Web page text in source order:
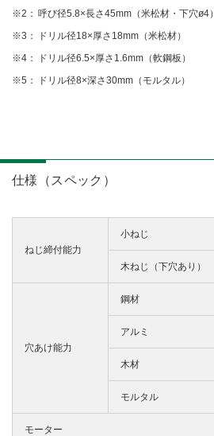
呼び径5.8×長さ45mm（米松材・下穴ø4）
ドリル径18×厚さ18mm（米松材）
ドリル径6.5×厚さ1.6mm（軟鋼板）
ドリル径8×深さ30mm（モルタル）
仕様（スペック）
ねじ締付能力
小ねじ
木ねじ（下穴あり）
穴あけ能力
鋼材
アルミ
木材
モルタル
モーター